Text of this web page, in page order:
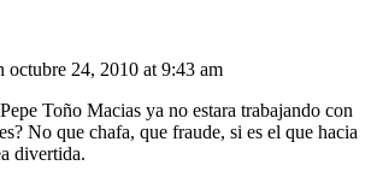
octubre 24, 2010 at 9:43 am
Toño Macias ya no estara trabajando con
No que chafa, que fraude, si es el que hacia
divertida.